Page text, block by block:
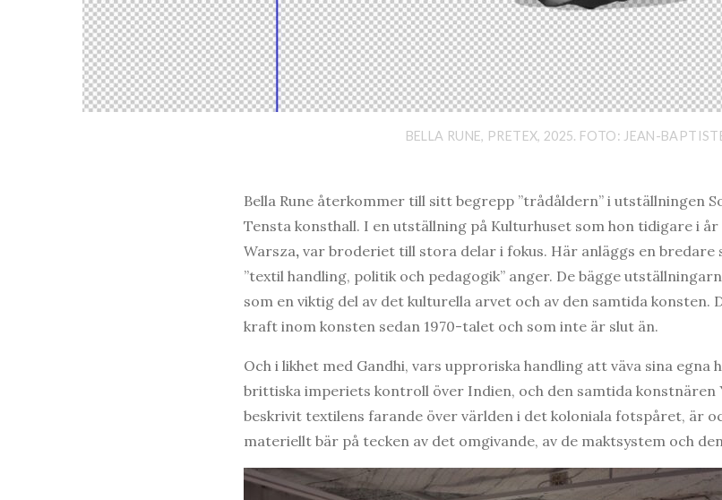
BELLA RUNE, PRETEX, 2025. FOTO: JEAN-
Bella Rune återkommer till sitt begrepp ”trådåldern” i utställningen
Tensta konsthall. I en utställning på Kulturhuset som hon tidigare i
Warsza, var broderiet till stora delar i fokus. Här anläggs en bredare
”textil handling, politik och pedagogik” anger. De bägge
som en viktig del av det kulturella arvet och av den samtida
kraft inom konsten sedan 1970-talet och som inte är slut än.
Och i likhet med Gandhi, vars upproriska handling att väva sina
brittiska imperiets kontroll över Indien, och den samtida konstnären
beskrivit textilens farande över världen i det koloniala fotspåret, är
materiellt bär på tecken av det omgivande, av de maktsystem och